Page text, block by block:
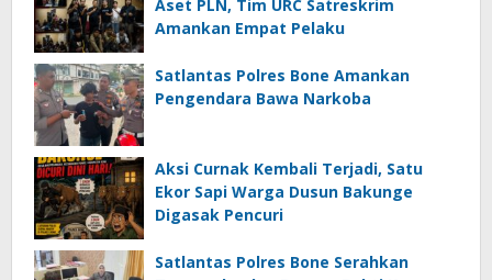
Aset PLN, Tim URC Satreskrim
Amankan Empat Pelaku
Satlantas Polres Bone Amankan
Pengendara Bawa Narkoba
Aksi Curnak Kembali Terjadi, Satu
Ekor Sapi Warga Dusun Bakunge
Digasak Pencuri
Satlantas Polres Bone Serahkan